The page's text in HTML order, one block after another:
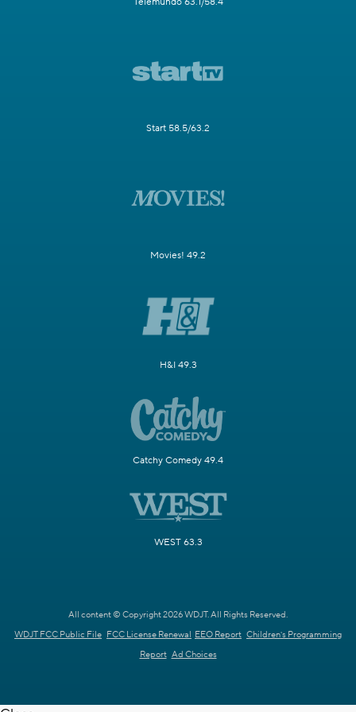
Start 58.5/63.2
Movies! 49.2
H&I 49.3
Catchy Comedy 49.4
WEST 63.3
All content © Copyright 2026 WDJT. All Rights Reserved.
WDJT FCC Public File FCC License Renewal EEO Report Children's Programming
Report Ad Choices